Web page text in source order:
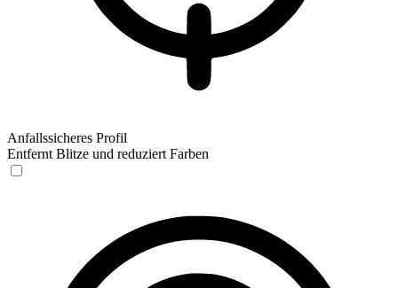
Anfallssicheres Profil
Entfernt Blitze und reduziert Farben